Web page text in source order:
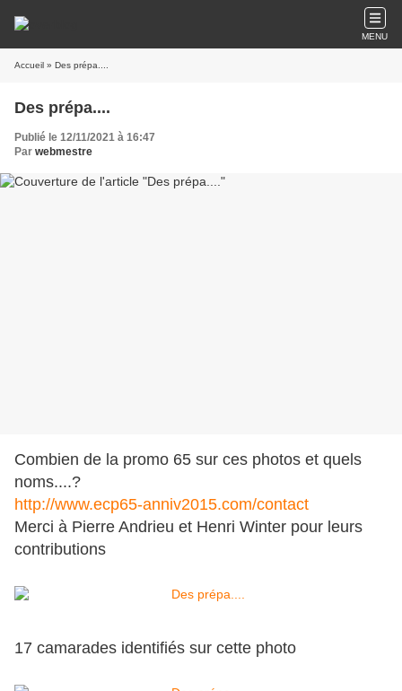
MENU
Accueil » Des prépa....
Des prépa....
Publié le 12/11/2021 à 16:47
Par webmestre
Combien de la promo 65 sur ces photos et quels
noms....?
http://www.ecp65-anniv2015.com/contact
Merci à Pierre Andrieu et Henri Winter pour leurs
contributions
17 camarades identifiés sur cette photo